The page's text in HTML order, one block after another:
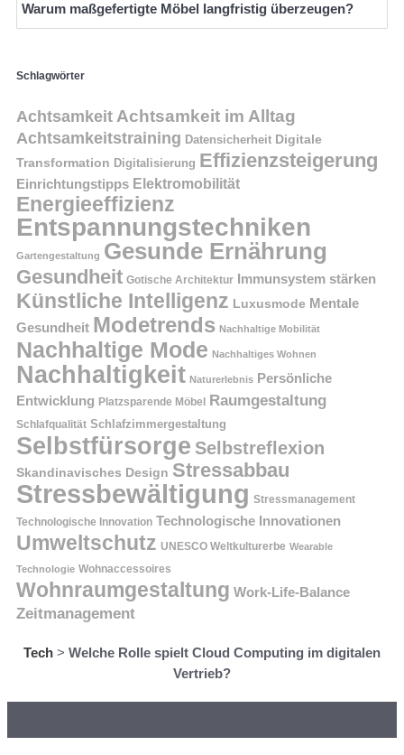
Warum maßgefertigte Möbel langfristig überzeugen?
Schlagwörter
Achtsamkeit Achtsamkeit im Alltag
Achtsamkeitstraining Datensicherheit Digitale
Transformation Digitalisierung Effizienzsteigerung
Einrichtungstipps Elektromobilität
Energieeffizienz
Entspannungstechniken
Gartengestaltung Gesunde Ernährung
Gesundheit Gotische Architektur Immunsystem stärken
Künstliche Intelligenz Luxusmode Mentale
Gesundheit Modetrends Nachhaltige Mobilität
Nachhaltige Mode Nachhaltiges Wohnen
Nachhaltigkeit Naturerlebnis Persönliche
Entwicklung Platzsparende Möbel Raumgestaltung
Schlafqualität Schlafzimmergestaltung
Selbstfürsorge Selbstreflexion
Skandinavisches Design Stressabbau
Stressbewältigung Stressmanagement
Technologische Innovation Technologische Innovationen
Umweltschutz UNESCO Weltkulturerbe Wearable
Technologie Wohnaccessoires
Wohnraumgestaltung Work-Life-Balance
Zeitmanagement
Tech > Welche Rolle spielt Cloud Computing im digitalen
Vertrieb?